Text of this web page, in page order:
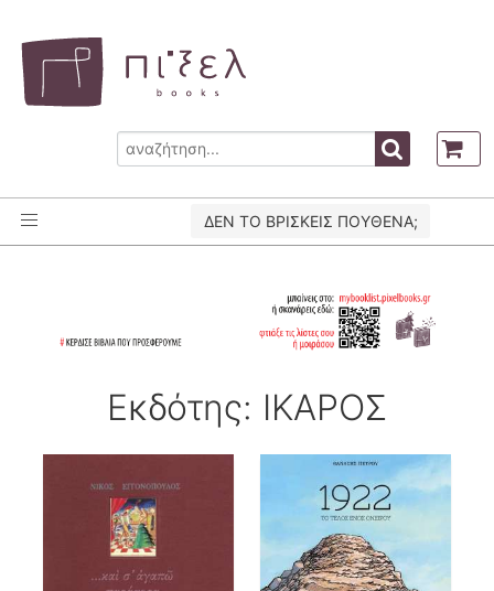
ΔΕΝ ΤΟ ΒΡΙΣΚΕΙΣ ΠΟΥΘΕΝΑ;
Εκδότης: ΙΚΑΡΟΣ